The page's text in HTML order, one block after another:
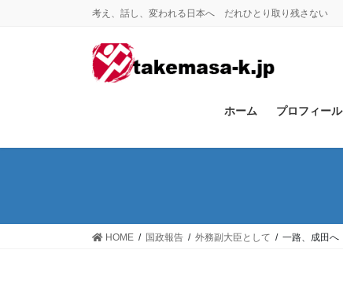
考え、話し、変われる日本へ だれひとり取り残さない
ホーム プロフィール
HOME 国政報告 外務副大臣として 一路、成田へ